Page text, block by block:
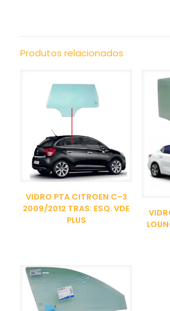
Produtos relacionados
VIDRO PTA CITROEN C-3
2009/2012 TRAS. ESQ. VDE
PLUS